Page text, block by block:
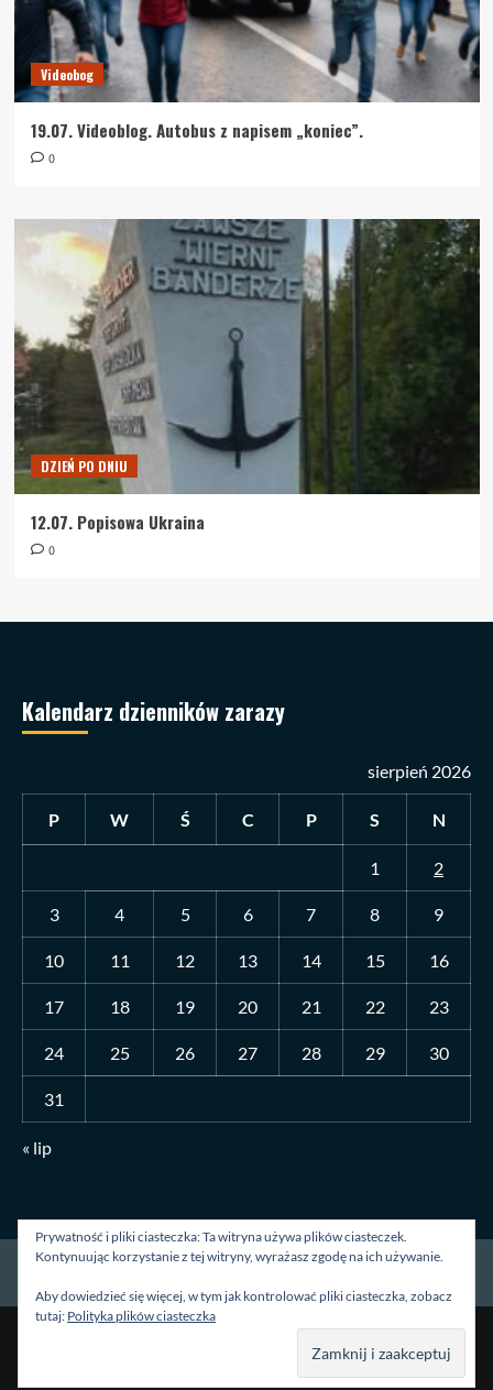
Videobog
19.07. Videoblog. Autobus z napisem „koniec”.
0
DZIEŃ PO DNIU
12.07. Popisowa Ukraina
0
Kalendarz dzienników zarazy
sierpień 2026
P W Ś C P S N
1 2
3 4 5 6 7 8 9
10 11 12 13 14 15 16
17 18 19 20 21 22 23
24 25 26 27 28 29 30
31
« lip
Strona główna O mnie Blog Kontakt
Prywatność i pliki ciasteczka: Ta witryna używa plików ciasteczek.
Kontynuując korzystanie z tej witryny, wyrażasz zgodę na ich używanie.
Aby dowiedzieć się więcej, w tym jak kontrolować pliki ciasteczka, zobacz
tutaj: Polityka plików ciasteczka